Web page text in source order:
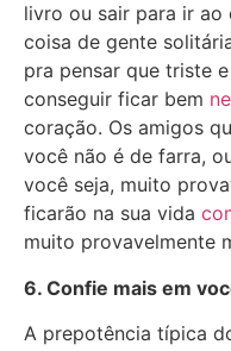
livro ou sair para ir ao
coisa de gente
pra pensar que triste
conseguir ficar bem
coração. Os amigos
você não é de farra,
você seja, muito
ficarão na sua vida
muito provavelmente
6. Confie mais em
A prepotência típica